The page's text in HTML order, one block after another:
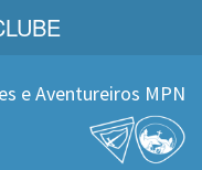
e Aventureiros MPN